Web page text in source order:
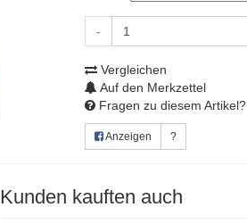
-
Vergleichen
Auf den Merkzettel
Fragen zu diesem Artikel?
Anzeigen ?
Kunden kauften auch